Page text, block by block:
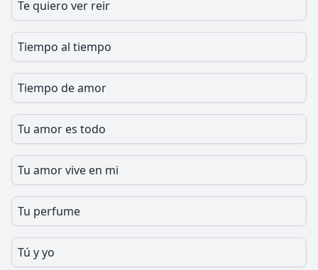
Te quiero ver reir
Tiempo al tiempo
Tiempo de amor
Tu amor es todo
Tu amor vive en mi
Tu perfume
Tú y yo